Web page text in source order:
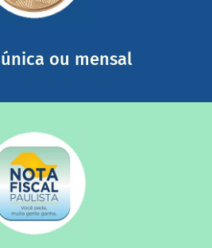
ou mensal
o que fizemos com a sua ajuda
mais